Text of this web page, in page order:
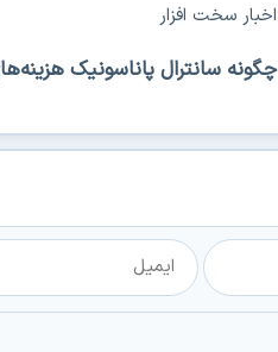
چگونه سانترال پاناسونیک
اخبار سخت افزار